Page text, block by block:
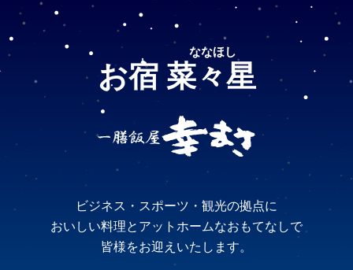
お宿 菜々星
ななほし
ビジネス・スポーツ・観光の拠点に
おいしい料理とアットホームなおもてなしで
皆様をお迎えいたします。